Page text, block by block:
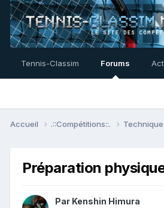
Tennis-Classim Forums
Accueil .::Compétitions::.
Préparation
Par Kenshin Himura